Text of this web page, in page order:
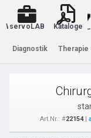
Warenkorb
servoLAB Kataloge
Diagnostik Therapie
Art.Nr.: #22154|